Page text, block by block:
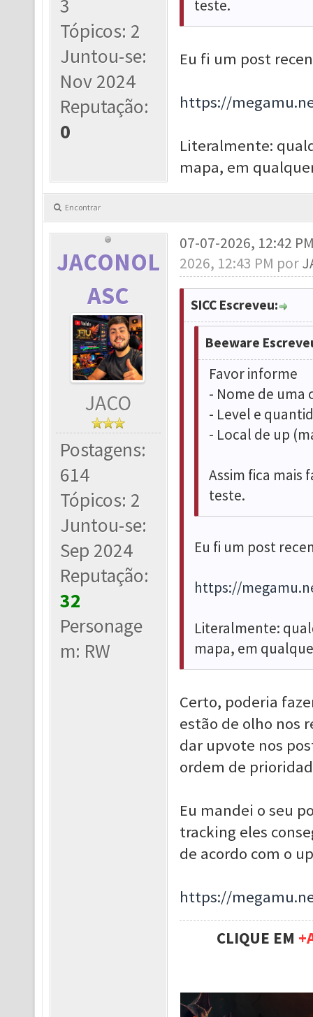
3
Tópicos: 2
Juntou-se:
Nov 2024
Reputação:
0
teste.
Eu fi um post
https://
Literalmente:
mapa, em
Encontrar
JACONOL
ASC
JACO
Postagens:
614
Tópicos: 2
Juntou-se:
Sep 2024
Reputação:
32
Personage
m: RW
07-07-2026, 12:42
2026, 12:43 PM por
SICC Escreveu:
Beeware
Favor informe
- Nome de uma
- Level e
- Local de up
Assim fica mais
teste.
Eu fi um post
https://
Literalmente:
mapa, em
Certo, poderia
estão de olho nos
dar upvote nos
ordem de
Eu mandei o seu
tracking eles
de acordo com o
https://
CLIQUE EM